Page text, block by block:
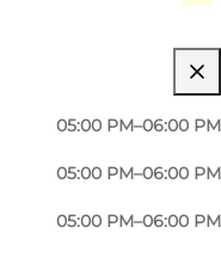
05:00 PM–06:00 PM
05:00 PM–06:00 PM
05:00 PM–06:00 PM